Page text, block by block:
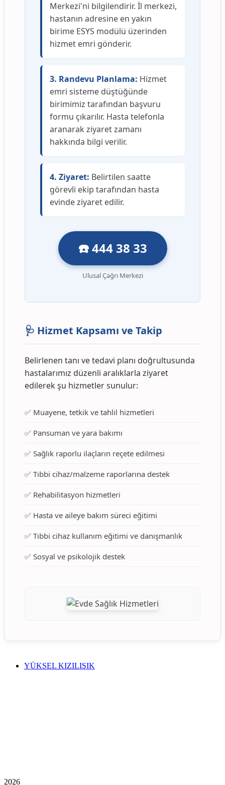
Merkezi'ni bilgilendirir. İl merkezi,
hastanın adresine en yakın
birime ESYS modülü üzerinden
hizmet emri gönderir.
3. Randevu Planlama: Hizmet
emri sisteme düştüğünde
birimimiz tarafından başvuru
formu çıkarılır. Hasta telefonla
aranarak ziyaret zamanı
hakkında bilgi verilir.
4. Ziyaret: Belirtilen saatte
görevli ekip tarafından hasta
evinde ziyaret edilir.
☎️ 444 38 33
Ulusal Çağrı Merkezi
🩺 Hizmet Kapsamı ve Takip
Belirlenen tanı ve tedavi planı doğrultusunda
hastalarımız düzenli aralıklarla ziyaret
edilerek şu hizmetler sunulur:
✅ Muayene, tetkik ve tahlil hizmetleri
✅ Pansuman ve yara bakımı
✅ Sağlık raporlu ilaçların reçete edilmesi
✅ Tıbbi cihaz/malzeme raporlarına destek
✅ Rehabilitasyon hizmetleri
✅ Hasta ve aileye bakım süreci eğitimi
✅ Tıbbi cihaz kullanım eğitimi ve danışmanlık
✅ Sosyal ve psikolojik destek
YÜKSEL KIZILIŞIK
2026